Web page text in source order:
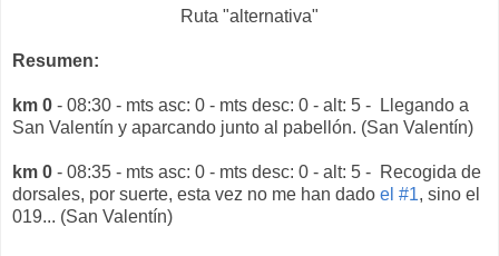
Ruta "alternativa"
Resumen:
km 0 - 08:30 - mts asc: 0 - mts desc: 0 - alt: 5 - Llegando a
San Valentín y aparcando junto al pabellón. (San Valentín)
km 0 - 08:35 - mts asc: 0 - mts desc: 0 - alt: 5 - Recogida de
dorsales, por suerte, esta vez no me han dado el #1, sino el
019... (San Valentín)